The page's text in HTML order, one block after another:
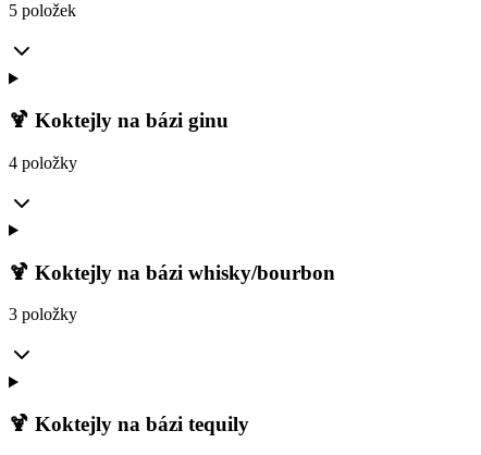
5 položek
🍹 Koktejly na bázi ginu
4 položky
🍹 Koktejly na bázi whisky/bourbon
3 položky
🍹 Koktejly na bázi tequily